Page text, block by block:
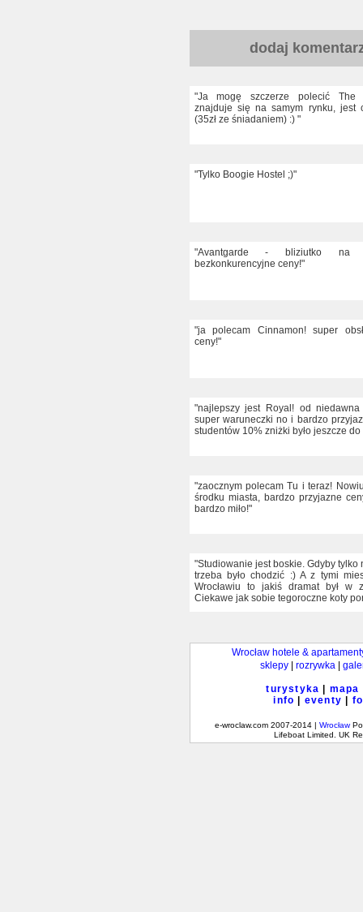
dodaj
"Ja mogę szczerze polecić The
znajduje się na samym rynku, jest
(35zł ze śniadaniem) :) "
"Tylko Boogie Hostel ;)"
"Avantgarde - bliziutko na
bezkonkurencyjne ceny!"
"ja polecam Cinnamon! super
ceny!"
"najlepszy jest Royal! od
super waruneczki no i bardzo
studentów 10% zniżki było jeszcze
"zaocznym polecam Tu i teraz!
środku miasta, bardzo przyjazne
bardzo miło!"
"Studiowanie jest boskie. Gdyby tylko
trzeba było chodzić :) A z tymi
Wrocławiu to jakiś dramat był w
Ciekawe jak sobie tegoroczne koty
Wrocław hotele &
sklepy
rozrywka
turystyka mapa
info
eventy
e-wroclaw.com 2007-2014 | Wrocław
Lifeboat Limited. UK